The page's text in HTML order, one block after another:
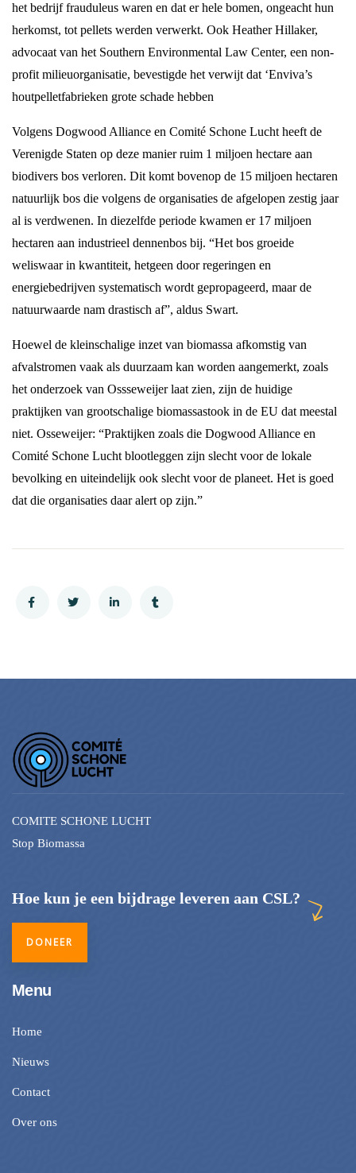
het bedrijf frauduleus waren en dat er hele bomen, ongeacht hun
herkomst, tot pellets werden verwerkt. Ook Heather Hillaker,
advocaat van het Southern Environmental Law Center, een non-
profit milieuorganisatie, bevestigde het verwijt dat ‘Enviva’s
houtpelletfabrieken grote schade hebben
Volgens Dogwood Alliance en Comité Schone Lucht heeft de
Verenigde Staten op deze manier ruim 1 miljoen hectare aan
biodivers bos verloren. Dit komt bovenop de 15 miljoen hectaren
natuurlijk bos die volgens de organisaties de afgelopen zestig jaar
al is verdwenen. In diezelfde periode kwamen er 17 miljoen
hectaren aan industrieel dennenbos bij. “Het bos groeide
weliswaar in kwantiteit, hetgeen door regeringen en
energiebedrijven systematisch wordt gepropageerd, maar de
natuurwaarde nam drastisch af”, aldus Swart.
Hoewel de kleinschalige inzet van biomassa afkomstig van
afvalstromen vaak als duurzaam kan worden aangemerkt, zoals
het onderzoek van Ossseweijer laat zien, zijn de huidige
praktijken van grootschalige biomassastook in de EU dat meestal
niet. Osseweijer: “Praktijken zoals die Dogwood Alliance en
Comité Schone Lucht blootleggen zijn slecht voor de lokale
bevolking en uiteindelijk ook slecht voor de planeet. Het is goed
dat die organisaties daar alert op zijn.”
COMITE SCHONE LUCHT
Stop Biomassa
Hoe kun je een bijdrage leveren aan CSL?
DONEER
Menu
Home
Nieuws
Contact
Over ons